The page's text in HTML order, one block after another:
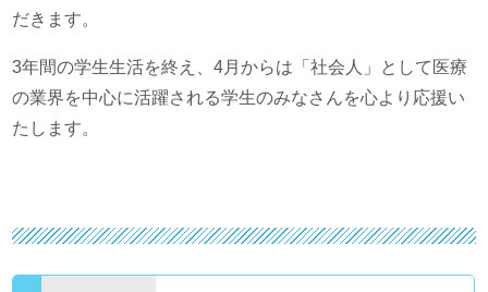
だきます。
3年間の学生生活を終え、4月からは「社会人」として医療
の業界を中心に活躍される学生のみなさんを心より応援い
たします。